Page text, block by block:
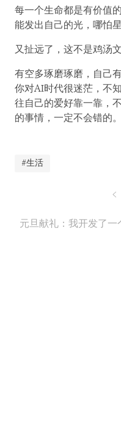
每一个生命都是有价值
能发出自己的光，哪怕
又扯远了，这不是鸡汤
有空多琢磨琢磨，自己
你对AI时代很迷茫，不
往自己的爱好靠一靠，
的事情，一定不会错的。
#生活
元旦献礼：我开发了